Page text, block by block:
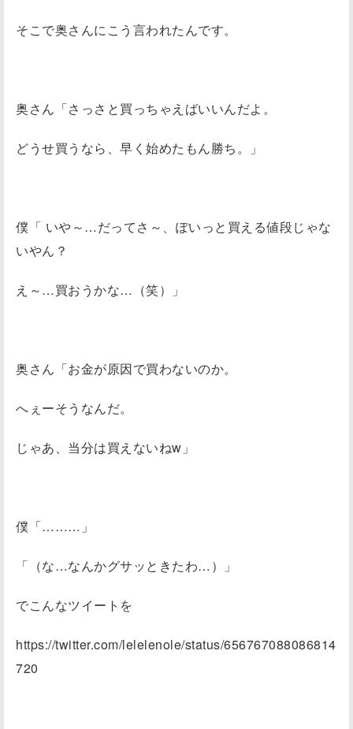
そこで奥さんにこう言われたんです。
奥さん「さっさと買っちゃえばいいんだよ。
どうせ買うなら、早く始めたもん勝ち。」
僕「 いや～…だってさ～、ぽいっと買える値段じゃな
いやん？
え～…買おうかな…（笑）」
奥さん「お金が原因で買わないのか。
へぇーそうなんだ。
じゃあ、当分は買えないねw」
僕「………」
「（な…なんかグサッときたわ…）」
でこんなツイートを
https://twitter.com/lelelenole/status/656767088086814
720